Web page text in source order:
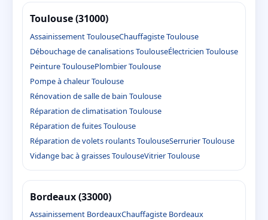
Toulouse (31000)
Assainissement ToulouseChauffagiste Toulouse
Débouchage de canalisations ToulouseÉlectricien Toulouse
Peinture ToulousePlombier Toulouse
Pompe à chaleur Toulouse
Rénovation de salle de bain Toulouse
Réparation de climatisation Toulouse
Réparation de fuites Toulouse
Réparation de volets roulants ToulouseSerrurier Toulouse
Vidange bac à graisses ToulouseVitrier Toulouse
Bordeaux (33000)
Assainissement BordeauxChauffagiste Bordeaux